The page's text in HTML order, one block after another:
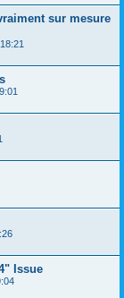
sur mesure
Issue